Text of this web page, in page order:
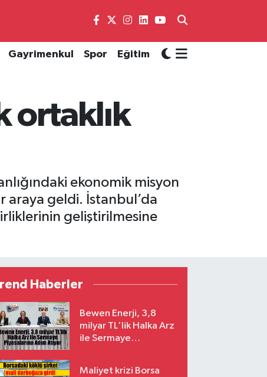
Gayrimenkul Spor Eğitim
ortaklık
ekonomik misyon
araya geldi. İstanbul’da
geliştirilmesine
Haberler
Bewen Enerji, 3,8
milyar TL'lik Halka Arz
ile Sermaye
Maliyet krizi Borsa